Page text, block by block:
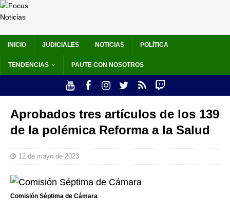
INICIO JUDICIALES NOTICIAS POLÍTICA
TENDENCIAS PAUTE CON NOSOTROS
Aprobados tres artículos de los 139
de la polémica Reforma a la Salud
12 de mayo de 2023
Comisión Séptima de Cámara